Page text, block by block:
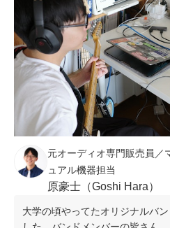
元オーディオ専門販売員／
ュアル機器担当
原豪士（Goshi Hara）
大学の頃やってたオリジナルバ